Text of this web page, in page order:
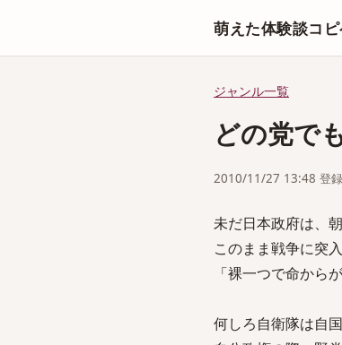
萌えた体験談コ
ジャンル一覧
どの党で
2010/11/27 13:48 登
未だ日本政府は、
このまま戦争に突
「裸一つで命から
何しろ自衛隊は自